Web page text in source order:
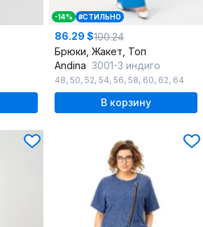
-14% #СТИЛЬНО
86.29 $100.24
Брюки, Жакет, Топ
Andina 3001-3 индиго
48, 50, 52, 54, 56, 58, 60, 62, 64
В корзину